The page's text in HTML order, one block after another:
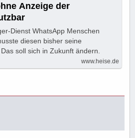
Anzeige der
Dienst WhatsApp Menschen
diesen bisher seine
soll sich in Zukunft ändern.
www.heise.de